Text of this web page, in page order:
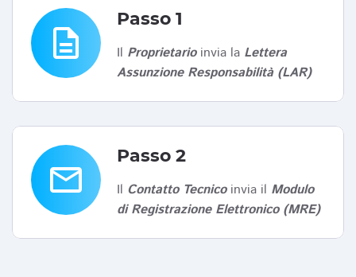
description
Passo 1
Il Proprietarioinvia la Lettera
Assunzione Responsabilità (LAR)
email
Passo 2
Il Contatto Tecnicoinvia il Modulo
di Registrazione Elettronico (MRE)